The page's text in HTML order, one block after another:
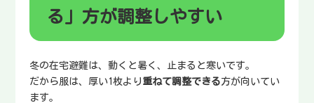
る」方が調整しやすい
冬の在宅避難は、動くと暑く、止まると寒いです。
だから服は、厚い1枚より 重ねて調整できる方が向いてい
ます。